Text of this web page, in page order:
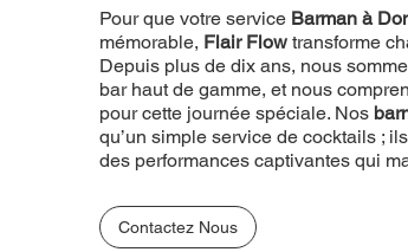
Pour que votre service Barman à
mémorable, Flair Flow transforme
Depuis plus de dix ans, nous
bar haut de gamme, et nous
pour cette journée spéciale. Nos
qu’un simple service de cocktails ;
des performances captivantes qui
Contactez Nous